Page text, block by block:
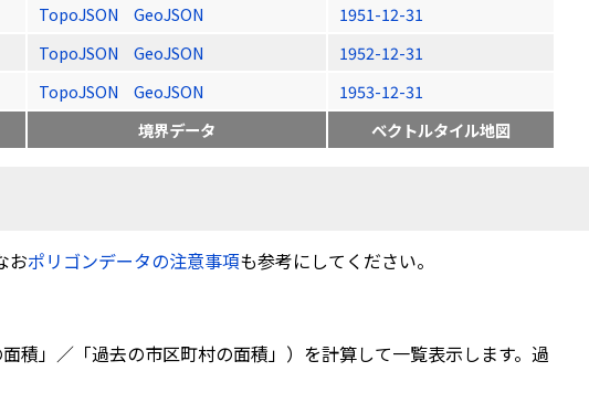
TopoJSON GeoJSON
1951-12-31
TopoJSON GeoJSON
1952-12-31
TopoJSON GeoJSON
1953-12-31
境界データ ベクトルタイル地図
おポリゴンデータの注意事項も参考にしてください。
積」／「過去の市区町村の面積」）を計算して一覧表示します。過